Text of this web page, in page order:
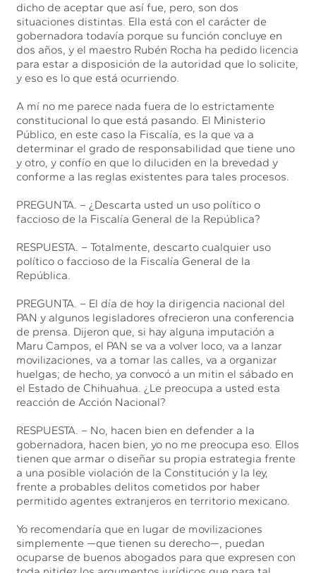
dicho de aceptar que así fue, pero, son dos
situaciones distintas. Ella está con el carácter de
gobernadora todavía porque su función concluye en
dos años, y el maestro Rubén Rocha ha pedido licencia
para estar a disposición de la autoridad que lo solicite,
y eso es lo que está ocurriendo.
A mí no me parece nada fuera de lo estrictamente
constitucional lo que está pasando. El Ministerio
Público, en este caso la Fiscalía, es la que va a
determinar el grado de responsabilidad que tiene uno
y otro, y confío en que lo diluciden en la brevedad y
conforme a las reglas existentes para tales procesos.
PREGUNTA. – ¿Descarta usted un uso político o
faccioso de la Fiscalía General de la República?
RESPUESTA. – Totalmente, descarto cualquier uso
político o faccioso de la Fiscalía General de la
República.
PREGUNTA. – El día de hoy la dirigencia nacional del
PAN y algunos legisladores ofrecieron una conferencia
de prensa. Dijeron que, si hay alguna imputación a
Maru Campos, el PAN se va a volver loco, va a lanzar
movilizaciones, va a tomar las calles, va a organizar
huelgas; de hecho, ya convocó a un mitin el sábado en
el Estado de Chihuahua. ¿Le preocupa a usted esta
reacción de Acción Nacional?
RESPUESTA. – No, hacen bien en defender a la
gobernadora, hacen bien, yo no me preocupa eso. Ellos
tienen que armar o diseñar su propia estrategia frente
a una posible violación de la Constitución y la ley,
frente a probables delitos cometidos por haber
permitido agentes extranjeros en territorio mexicano.
Yo recomendaría que en lugar de movilizaciones
simplemente —que tienen su derecho—, puedan
ocuparse de buenos abogados para que expresen con